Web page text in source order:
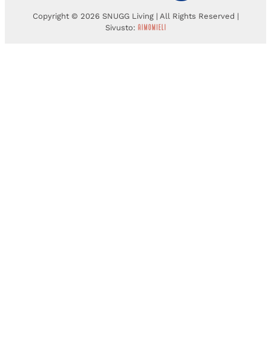
Copyright © 2026 SNUGG Living | All Rights Reserved |
Sivusto: